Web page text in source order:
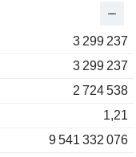
3 299 237
3 299 237
2 724 538
1,21
9 541 332 076